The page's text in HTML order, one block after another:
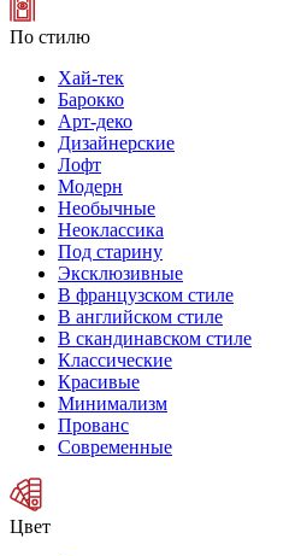
По стилю
Хай-тек
Барокко
Арт-деко
Дизайнерские
Лофт
Модерн
Необычные
Неоклассика
Под старину
Эксклюзивные
В французском стиле
В английском стиле
В скандинавском стиле
Классические
Красивые
Минимализм
Прованс
Современные
Цвет